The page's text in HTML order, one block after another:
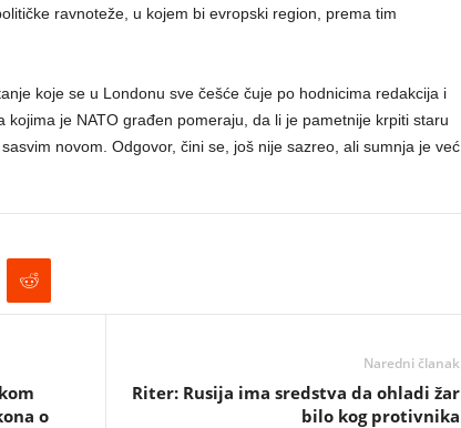
ravnoteže, u kojem bi evropski region, prema tim
koje se u Londonu sve češće čuje po hodnicima redakcija i
kojima je NATO građen pomeraju, da li je pametnije krpiti staru
novom. Odgovor, čini se, još nije sazreo, ali sumnja je već
o
Naredni članak
Riter: Rusija ima sredstva da ohladi žar
bilo kog protivnika